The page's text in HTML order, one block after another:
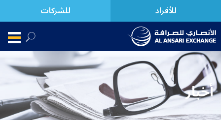
للأفراد للشركات
أخبار